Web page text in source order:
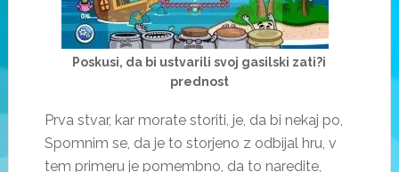
Poskusi, da bi ustvarili svoj gasilski zati?i
prednost
Prva stvar, kar morate storiti, je, da bi nekaj po,
Spomnim se, da je to storjeno z odbijal hru, v
tem primeru je pomembno, da to naredite,